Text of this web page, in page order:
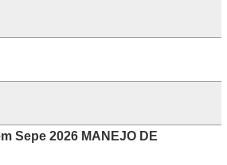
Sepe 2026 MANEJO DE